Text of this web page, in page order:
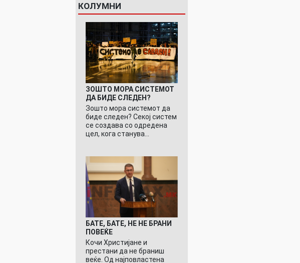
КОЛУМНИ
ЗОШТО МОРА СИСТЕМОТ
ДА БИДЕ СЛЕДЕН?
Зошто мора системот да
биде следен? Секој систем
се создава со одредена
цел, кога станува…
БАТЕ, БАТЕ, НЕ НЕ БРАНИ
ПОВЕЌЕ
Кочи Христијане и
престани да не браниш
веќе. Од најповластена